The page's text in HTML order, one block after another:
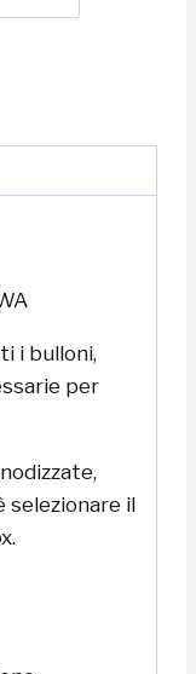
i bulloni,
per
il